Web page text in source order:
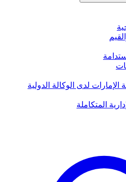
الإمارات لدى الوكالة الدولية
المتكاملة